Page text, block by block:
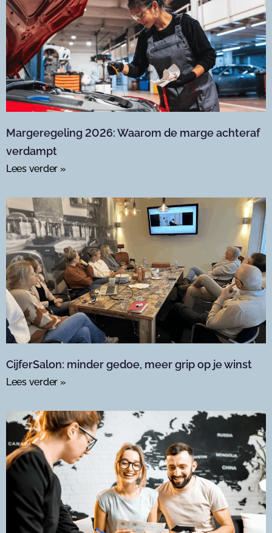
Margeregeling 2026: Waarom de marge achteraf
verdampt
Lees verder »
CijferSalon: minder gedoe, meer grip op je winst
Lees verder »